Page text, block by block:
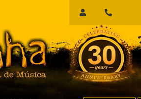
Início
Sessão